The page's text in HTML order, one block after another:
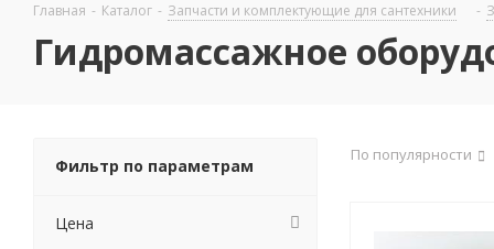
Главная - Каталог - Запчасти и комплектующие для сантехники -
Гидромассажное
По популярности
Фильтр по параметрам
Цена